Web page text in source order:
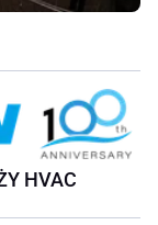
HVAC